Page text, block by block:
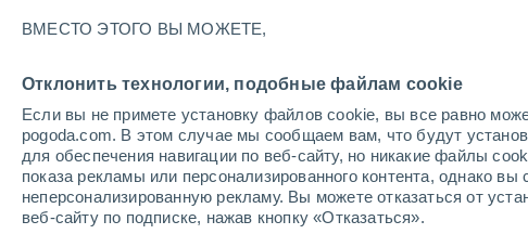
ВМЕСТО ЭТОГО ВЫ МОЖЕТЕ,
Отклонить технологии, подобные файлам cookie
Если вы не примете установку файлов cookie, вы все равно
pogoda.com. В этом случае мы сообщаем вам, что будут
для обеспечения навигации по веб-сайту, но никакие файлы
показа рекламы или персонализированного контента, однако
неперсонализированную рекламу. Вы можете отказаться от
веб-сайту по подписке, нажав кнопку «Отказаться».
Роатан
+31°
+24°
Ла-Сейба
+25°
Сан-Педро-
Сула
+33°